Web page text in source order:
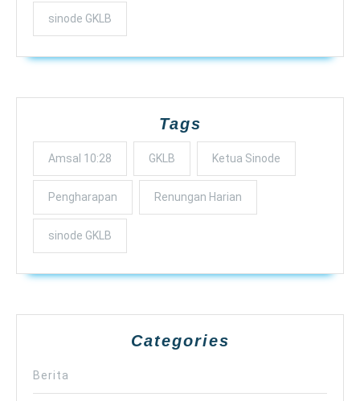
sinode GKLB
Tags
Amsal 10:28 GKLB Ketua Sinode
Pengharapan Renungan Harian
sinode GKLB
Categories
Berita